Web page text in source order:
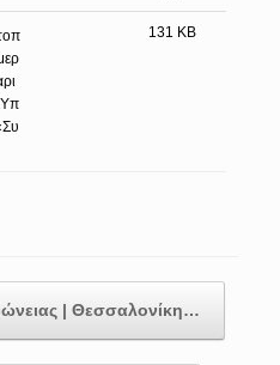
131 KB
| Θεσσαλονίκη…